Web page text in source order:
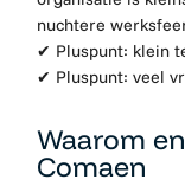
nuchtere
✔ Pluspunt: klein
✔ Pluspunt: veel
Waarom
Comaen